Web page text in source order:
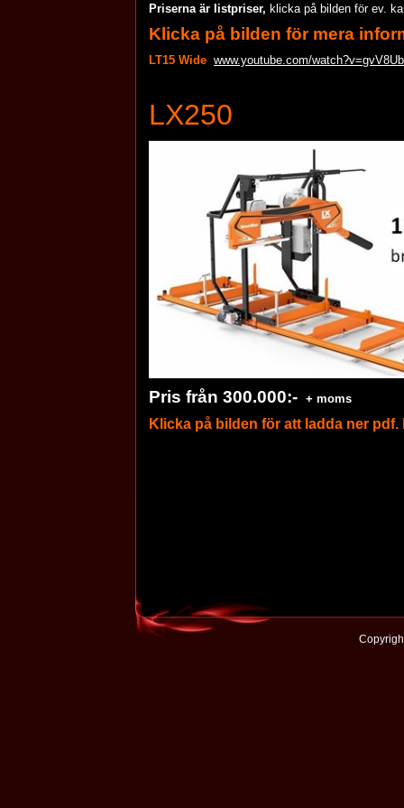
Priserna är listpriser, klicka på bilden för ev.
Klicka på bilden för mera
LT15 Wide www.youtube.com/
LX250
Pris från 300.000:- + moms
Klicka på bilden för att ladda ner pdf.